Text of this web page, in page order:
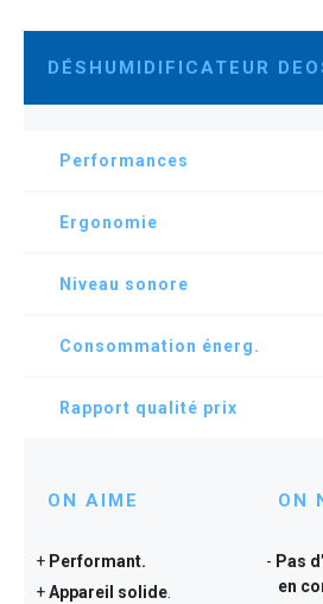
DÉSHUMIDIFICATEUR
Performances
Ergonomie
Niveau sonore
Consommation énerg.
Rapport qualité prix
ON AIME
Performant.
Appareil solide
ON
Pas
en